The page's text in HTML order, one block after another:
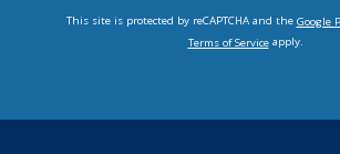
This site is protected by reCAPTCHA and the Google
Terms of Serviceapply.